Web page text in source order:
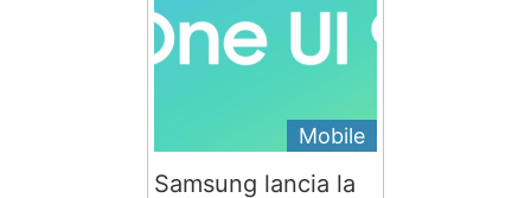
Mobile
Samsung lancia la